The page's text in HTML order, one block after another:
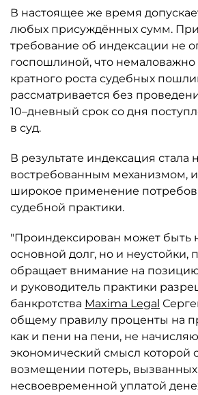
В настоящее же время
любых присуждённых сумм. При
требование об индексации не
госпошлиной, что немаловажно
кратного роста судебных
рассматривается без
10–дневный срок со дня
в суд.
В результате индексация стала
востребованным механизмом, и
широкое применение
судебной практики.
"Проиндексирован может быть
основной долг, но и неустойки,
обращает внимание на
и руководитель практики
банкротства Maxima Legal
общему правилу проценты на
как и пени на пени, не
экономический смысл которой
возмещении потерь, вызванных
несвоевременной уплатой